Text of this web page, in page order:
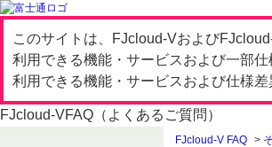
このサイトは、FJcloud-Vおよび
利用できる機能・サービスおよび一部仕
利用できる機能・サービスおよび仕様
FJcloud-VFAQ（よくあるご質問）
FJcloud-V FAQ >